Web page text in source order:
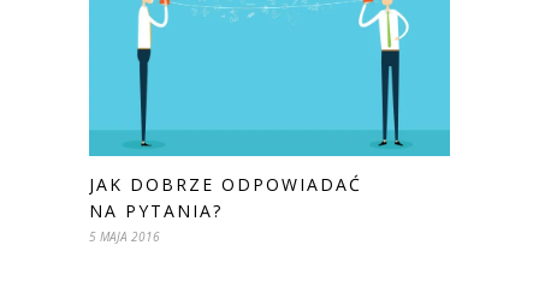
JAK DOBRZE ODPOWIADAĆ
NA PYTANIA?
5 MAJA 2016